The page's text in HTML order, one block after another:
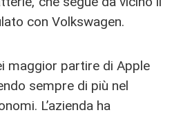
con Volkswagen.
maggior partire di Apple
sempre di più nel
L’azienda ha